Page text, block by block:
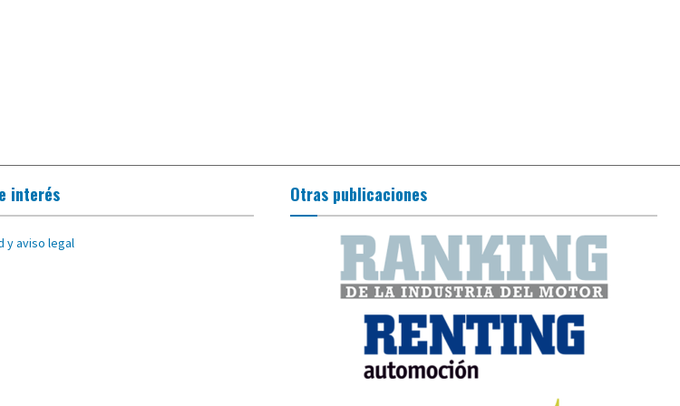
interés
y aviso legal
Otras publicaciones